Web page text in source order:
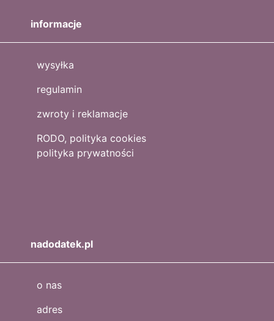
informacje
wysyłka
regulamin
zwroty i reklamacje
RODO, polityka cookies
polityka prywatności
nadodatek.pl
o nas
adres